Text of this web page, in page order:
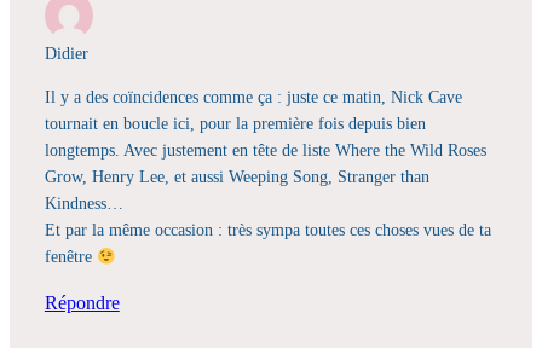
Didier
Il y a des coïncidences comme ça : juste ce matin, Nick Cave
tournait en boucle ici, pour la première fois depuis bien
longtemps. Avec justement en tête de liste Where the Wild Roses
Grow, Henry Lee, et aussi Weeping Song, Stranger than
Kindness…
Et par la même occasion : très sympa toutes ces choses vues de ta
fenêtre
Répondre